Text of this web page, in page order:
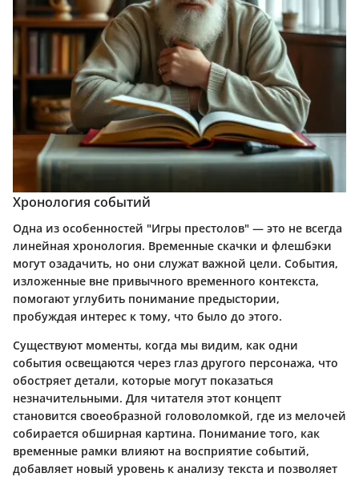
Хронология событий
Одна из особенностей "Игры престолов" — это не всегда
линейная хронология. Временные скачки и флешбэки
могут озадачить, но они служат важной цели. События,
изложенные вне привычного временного контекста,
помогают углубить понимание предыстории,
пробуждая интерес к тому, что было до этого.
Существуют моменты, когда мы видим, как одни
события освещаются через глаз другого персонажа, что
обостряет детали, которые могут показаться
незначительными. Для читателя этот концепт
становится своеобразной головоломкой, где из мелочей
собирается обширная картина. Понимание того, как
временные рамки влияют на восприятие событий,
добавляет новый уровень к анализу текста и позволяет